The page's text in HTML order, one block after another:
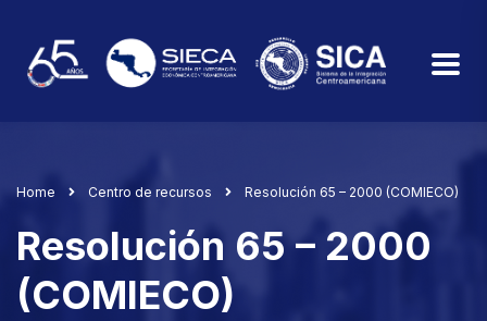
Home Centro de recursos Resolución 65 – 2000 (COMIECO)
Resolución 65 – 2000
(COMIECO)